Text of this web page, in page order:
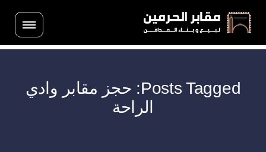
Posts Tagged: حجز مقابر وادي
الراحة